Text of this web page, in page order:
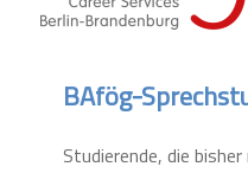
BAfög-
Studierende, die